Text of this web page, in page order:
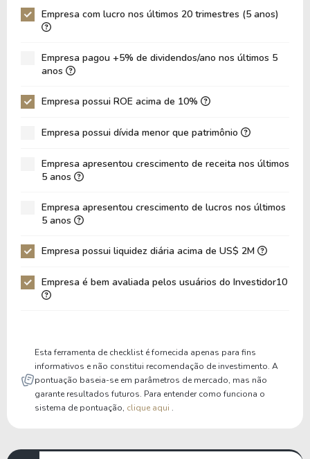
VPA
18,38
17,27
Giro de Ativos
0,03
0,03
ROA
5,87%
Dívida Líquida / Patrimônio
0,73
0,91
Dívida Líquida / EBIT
17,88
24,85
Patrimônio / Ativos
0,48
Liquidez Corrente
3,46
8,03
Empresa com lucro nos últimos 20 trimestres (5 anos)
Empresa pagou +5% de dividendos/ano nos últimos 5
anos
Empresa possui ROE acima de 10%
Empresa possui dívida menor que patrimônio
Empresa apresentou crescimento de receita nos últimos
5 anos
Empresa apresentou crescimento de lucros nos últimos
5 anos
Empresa possui liquidez diária acima de US$ 2M
Empresa é bem avaliada pelos usuários do Investidor10
Esta ferramenta de checklist é fornecida apenas para fins
informativos e não constitui recomendação de investimento. A
pontuação baseia-se em parâmetros de mercado, mas não
garante resultados futuros. Para entender como funciona o
sistema de pontuação, clique aqui .